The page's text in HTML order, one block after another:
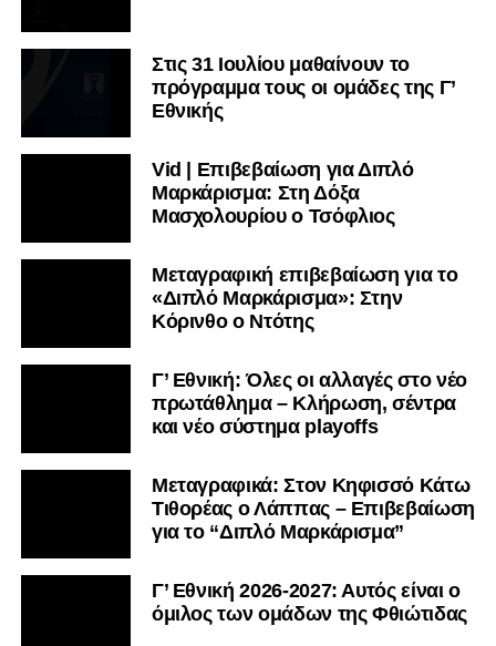
Στις 31 Ιουλίου μαθαίνουν το
πρόγραμμα τους οι ομάδες της Γ’
Εθνικής
Vid | Επιβεβαίωση για Διπλό
Μαρκάρισμα: Στη Δόξα
Μασχολουρίου ο Τσόφλιος
Μεταγραφική επιβεβαίωση για το
«Διπλό Μαρκάρισμα»: Στην
Κόρινθο ο Ντότης
Γ’ Εθνική: Όλες οι αλλαγές στο νέο
πρωτάθλημα – Κλήρωση, σέντρα
και νέο σύστημα playoffs
Μεταγραφικά: Στον Κηφισσό Κάτω
Τιθορέας ο Λάππας – Επιβεβαίωση
για το “Διπλό Μαρκάρισμα”
Γ’ Εθνική 2026-2027: Αυτός είναι ο
όμιλος των ομάδων της Φθιώτιδας